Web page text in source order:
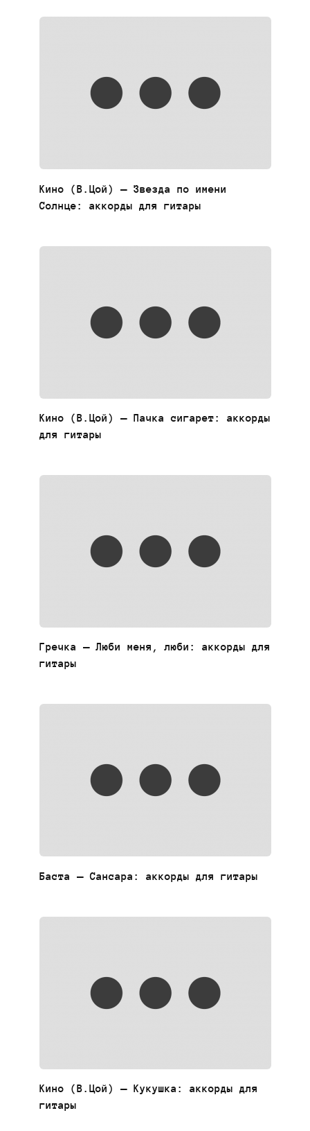
Кино (В.Цой) — Звезда по имени
Солнце: аккорды для гитары
Кино (В.Цой) — Пачка сигарет: аккорды
для гитары
Гречка — Люби меня, люби: аккорды для
гитары
Баста — Сансара: аккорды для гитары
Кино (В.Цой) — Кукушка: аккорды для
гитары